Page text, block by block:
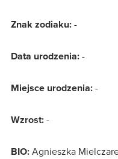
Znak zodiaku:-
Data urodzenia:-
Miejsce urodzenia:-
Wzrost:-
BIO:Agnieszka